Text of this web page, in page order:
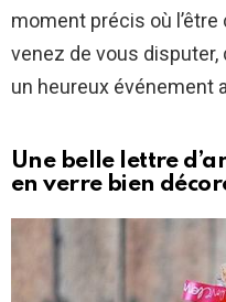
moment précis où
venez de vous disputer,
un heureux événement
Une belle lettre
en verre bien